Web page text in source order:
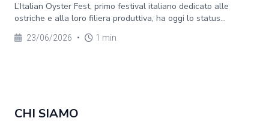
L’Italian Oyster Fest, primo festival italiano dedicato alle
ostriche e alla loro filiera produttiva, ha oggi lo status...
23/06/2026 • 1 min
CHI SIAMO